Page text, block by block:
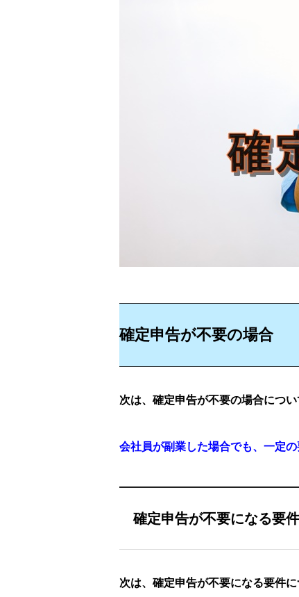
確定申告が不要の場合
次は、確定申告が不要の場合につい
会社員が副業した場合でも、一定
確定申告が不要になる要件
次は、確定申告が不要になる要件に